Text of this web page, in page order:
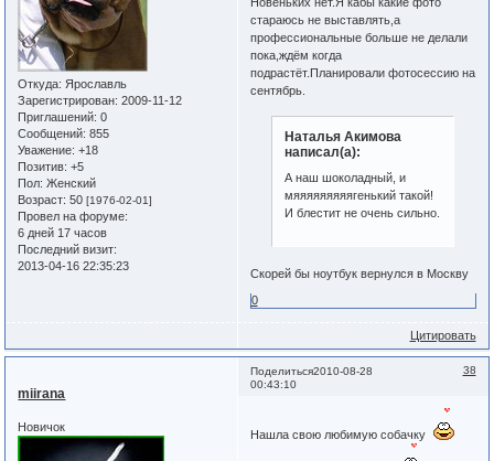
Откуда: Ярославль
Зарегистрирован: 2009-11-12
Приглашений: 0
Сообщений: 855
Уважение: +18
Позитив: +5
Пол: Женский
Возраст: 50[1976-02-01]
Провел на форуме:
6 дней 17 часов
Последний визит:
2013-04-16 22:35:23
стараюсь не выставлять,а
профессиональные больше не делали
пока,ждём когда
подрастёт.Планировали фотосессию на
сентябрь.
Наталья Акимова
написал(а):
А наш шоколадный, и
мяяяяяяяяягенький такой!
И блестит не очень сильно.
Скорей бы ноутбук вернулся в Москву
0
Цитировать
Поделиться 38
2010-08-28
00:43:10
miirana
Новичок
Нашла свою любимую собачку